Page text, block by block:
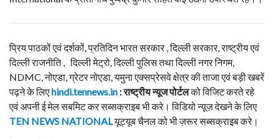
प्रिय पाठकों एवं दर्शकों, प्रतिदिन भारत सरकार , दिल्ली सरकार, राष्ट्रीय एवं
दिल्ली राजनीति , दिल्ली मेट्रो, दिल्ली पुलिस तथा दिल्ली नगर निगम,
NDMC, नोएडा, ग्रेटर नोएडा, यमुना एक्सप्रेसवे क्षेत्र की ताजा एवं बड़ी खबरें
पढ़ने के लिएhindi.tennews.in : राष्ट्रीय न्यूज पोर्टलको विजिट करते रहे
एवं अपनी ई मेल सबमिट कर सब्सक्राइब भी करे। विडियो न्यूज़ देखने के लिए
TEN NEWS NATIONAL यूट्यूब चैनल को भी ज़रूर सब्सक्राइब करे।